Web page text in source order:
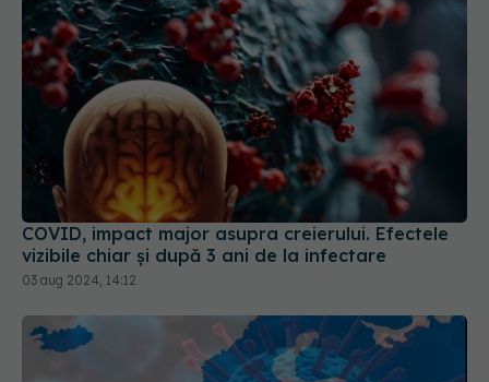
COVID, impact major asupra creierului. Efectele
vizibile chiar și după 3 ani de la infectare
03 aug 2024, 14:12